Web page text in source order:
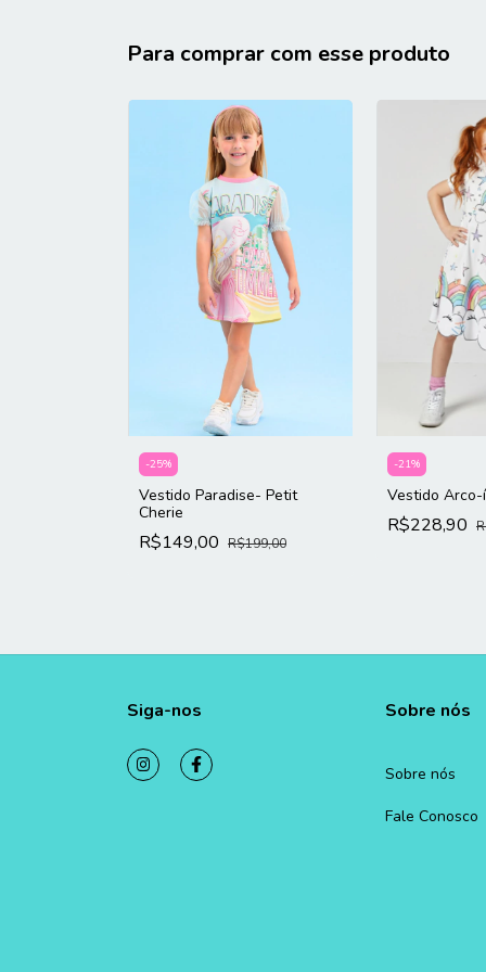
Para comprar com esse produto
-25%
Vestido Paradise- Petit
Cherie
R$149,00 R$199,00
-21%
Vestido
R$228,90
Siga-nos Sobre nós
Sobre nós
Fale Conosco